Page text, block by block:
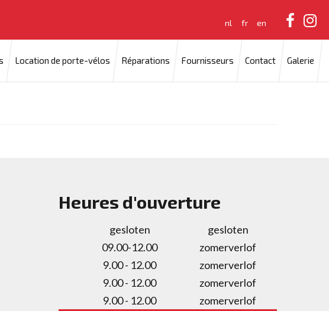
nl fr en
Location de porte-vélos Réparations Fournisseurs Contact Galerie
Heures d'ouverture
gesloten
gesloten
09.00-12.00
zomerverlof
9.00 - 12.00
zomerverlof
9.00 - 12.00
zomerverlof
9.00 - 12.00
zomerverlof